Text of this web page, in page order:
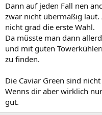
Dann auf jeden Fall nen
zwar nicht übermäßig laut.
nicht grad die erste Wahl.
Da müsste man dann
und mit guten
zu finden.
Die Caviar Green sind
Wenns dir aber wirklich
gut.